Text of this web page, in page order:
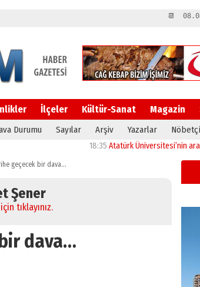
📆
İlçeler Kültür-Sanat Magazin
Durumu Sayılar Arşiv Yazarlar
Atatürk Üniversitesi’nin araştırma
geçecek bir dava…
Şener
tıklayınız.
dava…